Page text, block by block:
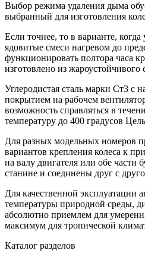
Выбор режима удаления дыма
выбранный для изготовления
Если точнее, то в варианте,
ядовитые смеси нагревом до
функционировать полтора часа
изготовлено из
Углеродистая сталь марки Ст3 с
покрытием на рабочем
возможность справляться в
температуру до 400 градусов
Для разных модельных номеров
вариантов крепления колеса к
на валу двигателя или обе части
станине и соединены друг с
Для качественной эксплуатации
температуры природной среды,
абсолютно приемлем для
максимум для тропической
Каталог разделов